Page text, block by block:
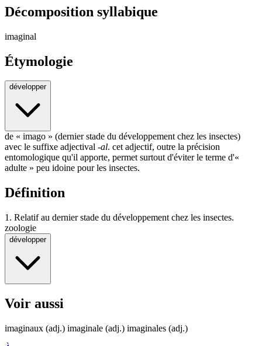
Décomposition syllabique
imaginal
Étymologie
développer
de « imago » (dernier stade du développement chez les insectes)
avec le suffixe adjectival -al. cet adjectif, outre la précision
entomologique qu'il apporte, permet surtout d'éviter le terme d'«
adulte » peu idoine pour les insectes.
Définition
1. Relatif au dernier stade du développement chez les insectes.
zoologie
développer
Voir aussi
imaginaux (adj.) imaginale (adj.) imaginales (adj.)